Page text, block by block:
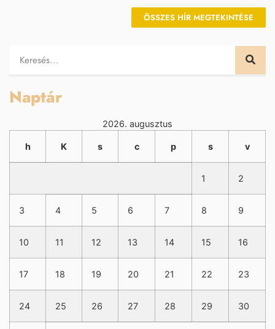
ÖSSZES HÍR MEGTEKINTÉSE
Naptár
2026. augusztus
h K s c p s v
1 2
3 4 5 6 7 8 9
10 11 12 13 14 15 16
17 18 19 20 21 22 23
24 25 26 27 28 29 30